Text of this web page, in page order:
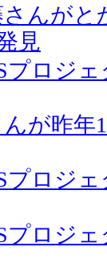
んがと
見
プロジェ
が昨年
プロジェ
プロジ